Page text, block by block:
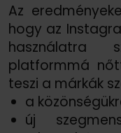
Az
hogy az
használatra
platformmá
teszi a márkák
a
új